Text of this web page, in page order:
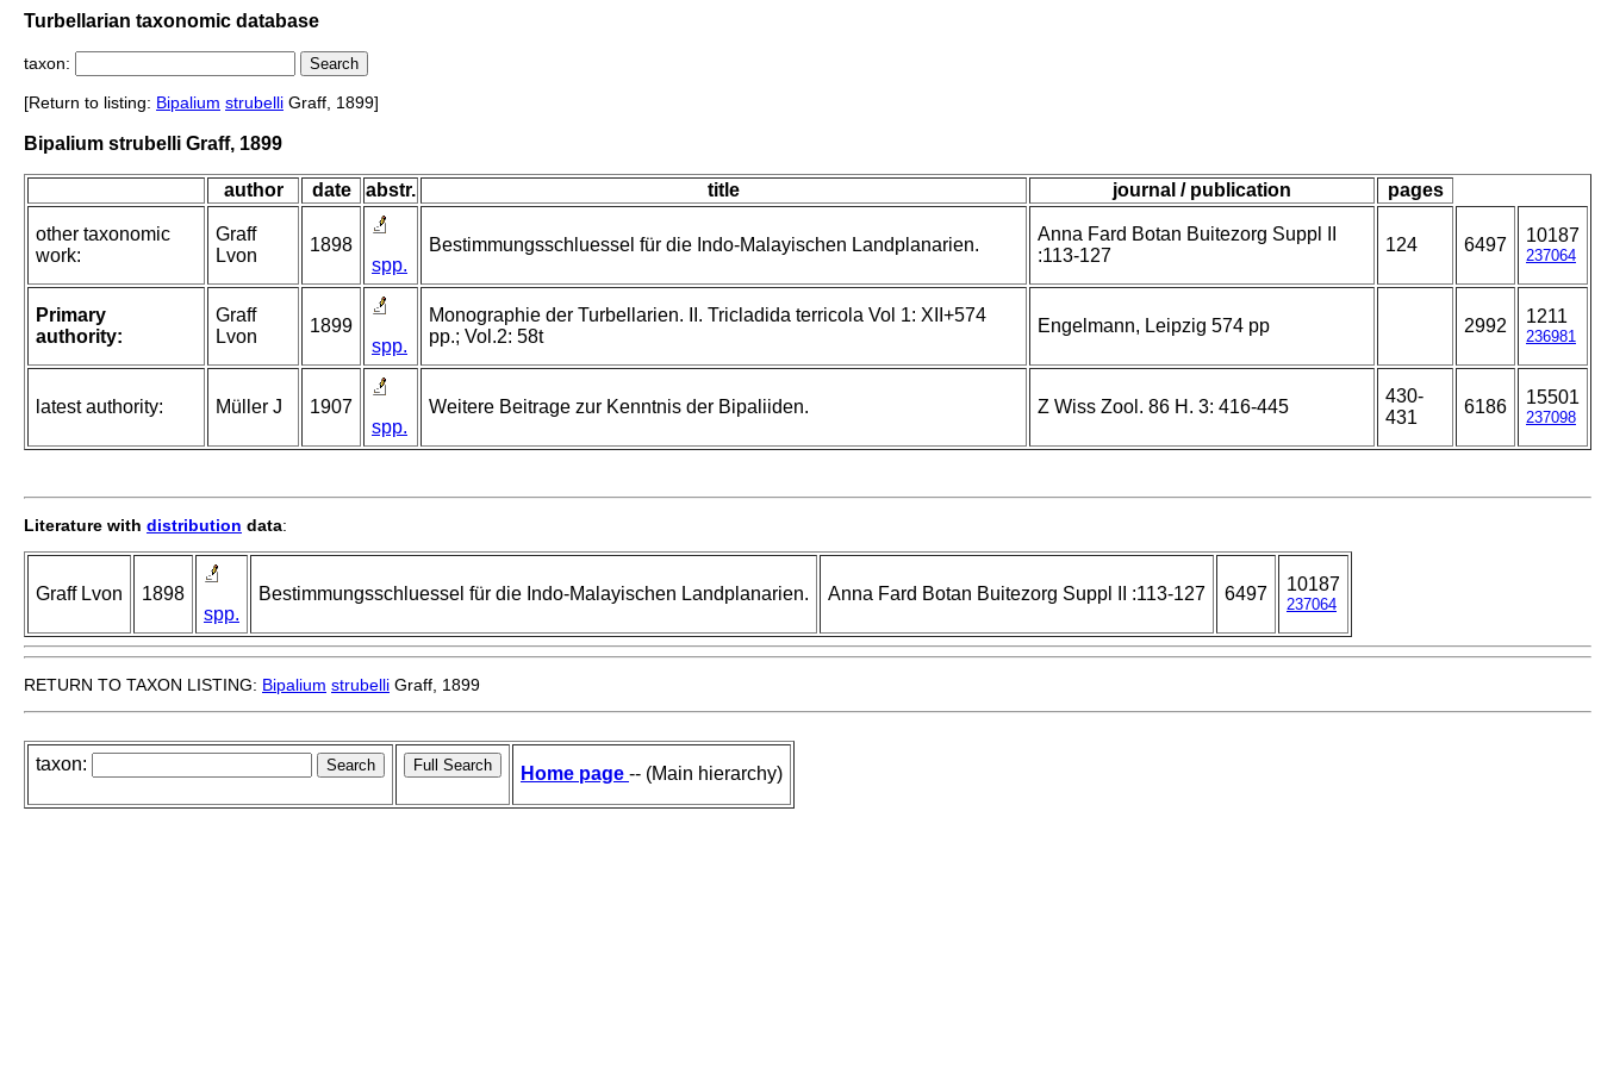
Turbellarian taxonomic database
taxon:
[Return to listing: Bipalium strubelli Graff, 1899]
Bipalium strubelli Graff, 1899
author date abstr. title journal / publication pages
other taxonomic
work:
Graff
Lvon
1898
spp.
Bestimmungsschluessel für die Indo-Malayischen Landplanarien.
Anna Fard Botan Buitezorg Suppl II
:113-127
124 6497 10187
237064
Primary
authority:
Graff
Lvon
1899
spp.
Monographie der Turbellarien. II. Tricladida terricola Vol 1: XII+574
pp.; Vol.2: 58t
Engelmann, Leipzig 574 pp 2992 1211
236981
latest authority: Müller J
1907
spp.
Weitere Beitrage zur Kenntnis der Bipaliiden. Z Wiss Zool. 86 H. 3: 416-445
430-
431
6186 15501
237098
Literature with distribution data:
Graff Lvon
1898
spp.
Bestimmungsschluessel für die Indo-Malayischen Landplanarien. Anna Fard Botan Buitezorg Suppl II :113-127 6497 10187
237064
RETURN TO TAXON LISTING: Bipalium strubelli Graff, 1899
taxon: Home page -- (Main hierarchy)